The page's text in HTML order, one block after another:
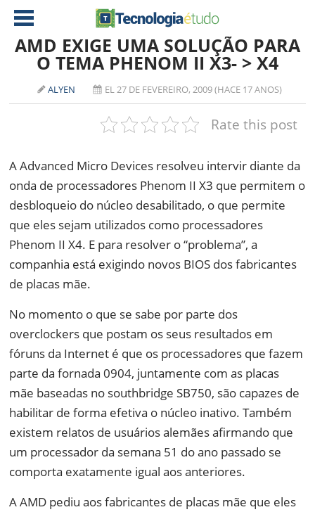
AMD
ATI
NVIDIA
SOFTWARE
NOTEBOOKS
TABLETS
IOS
NOKIA
JOGOS
DOWNLOADS
ANÁLISE
AMD EXIGE UMA SOLUÇÃO PARA
O TEMA PHENOM II X3- > X4
ALYEN EL 27 DE FEVEREIRO, 2009 (HACE 17 ANOS)
Rate this post
A Advanced Micro Devices resolveu intervir diante da
onda de processadores Phenom II X3 que permitem o
desbloqueio do núcleo desabilitado, o que permite
que eles sejam utilizados como processadores
Phenom II X4. E para resolver o “problema”, a
companhia está exigindo novos BIOS dos fabricantes
de placas mãe.
No momento o que se sabe por parte dos
overclockers que postam os seus resultados em
fóruns da Internet é que os processadores que fazem
parte da fornada 0904, juntamente com as placas
mãe baseadas no southbridge SB750, são capazes de
habilitar de forma efetiva o núcleo inativo. Também
existem relatos de usuários alemães afirmando que
um processador da semana 51 do ano passado se
comporta exatamente igual aos anteriores.
A AMD pediu aos fabricantes de placas mãe que eles